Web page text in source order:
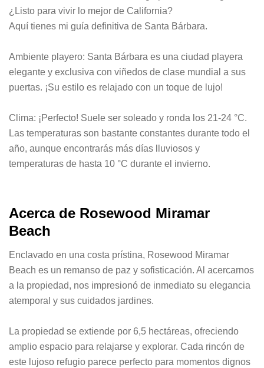
¿Listo para vivir lo mejor de California?
Aquí tienes mi guía definitiva de Santa Bárbara.
Ambiente playero: Santa Bárbara es una ciudad playera
elegante y exclusiva con viñedos de clase mundial a sus
puertas. ¡Su estilo es relajado con un toque de lujo!
Clima: ¡Perfecto! Suele ser soleado y ronda los 21-24 °C.
Las temperaturas son bastante constantes durante todo el
año, aunque encontrarás más días lluviosos y
temperaturas de hasta 10 °C durante el invierno.
Acerca de Rosewood Miramar
Beach
Enclavado en una costa prístina, Rosewood Miramar
Beach es un remanso de paz y sofisticación. Al acercarnos
a la propiedad, nos impresionó de inmediato su elegancia
atemporal y sus cuidados jardines.
La propiedad se extiende por 6,5 hectáreas, ofreciendo
amplio espacio para relajarse y explorar. Cada rincón de
este lujoso refugio parece perfecto para momentos dignos